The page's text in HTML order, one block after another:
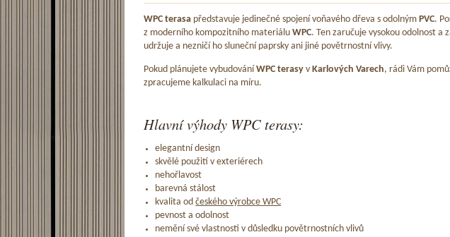
WPC terasa představuje jedinečné spojení voňavého dřeva s odolným PVC.
z moderního kompozitního materiálu WPC. Ten zaručuje vysokou odolnost a
udržuje a nezničí ho sluneční paprsky ani jiné povětrnostní vlivy.
Pokud plánujete vybudování WPC terasy v Karlových Varech, rádi Vám
zpracujeme kalkulaci na míru.
Hlavní výhody WPC terasy:
elegantní design
skvělé použití v exteriérech
nehořlavost
barevná stálost
kvalita odčeského výrobce WPC
pevnost a odolnost
nemění své vlastnosti v důsledku povětrnostních vlivů